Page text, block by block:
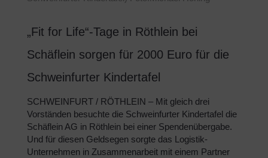
„Fit for Life“-Tage in Röthlein bei
Schäflein sorgen für 2000 Euro für die
Schweinfurter Kindertafel
SCHWEINFURT / RÖTHLEIN – Mit gleich drei
Vorständen besuchte die Schweinfurter Kindertafel die
Schäflein AG in Röthlein bei einer Spendenübergabe.
Und für diesen Geldsegen sorgte das Logistik-
Unternehmen in Zusammenarbeit mit einem Partner